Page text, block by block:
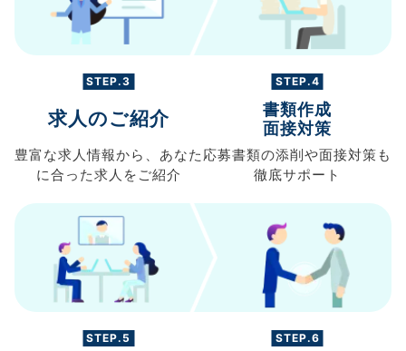
STEP.3
求人のご紹介
豊富な求人情報から、 あなた
に合った求人を ご紹介
STEP.4
書類作成
面接対策
応募書類の添削や面接対策も
徹底サポート
STEP.5 STEP.6